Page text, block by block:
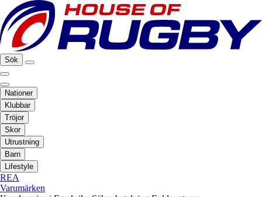
Sök
Nationer
Klubbar
Tröjor
Skor
Utrustning
Barn
Lifestyle
REA
Varumärken